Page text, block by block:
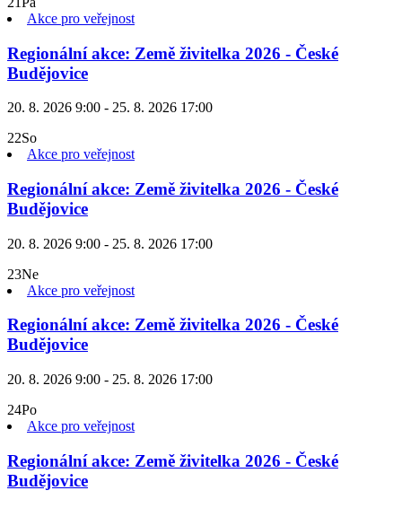
Akce pro veřejnost
Regionální akce: Země živitelka 2026 - České
Budějovice
20. 8. 2026 9:00 - 25. 8. 2026 17:00
22So
Akce pro veřejnost
Regionální akce: Země živitelka 2026 - České
Budějovice
20. 8. 2026 9:00 - 25. 8. 2026 17:00
23Ne
Akce pro veřejnost
Regionální akce: Země živitelka 2026 - České
Budějovice
20. 8. 2026 9:00 - 25. 8. 2026 17:00
24Po
Akce pro veřejnost
Regionální akce: Země živitelka 2026 - České
Budějovice